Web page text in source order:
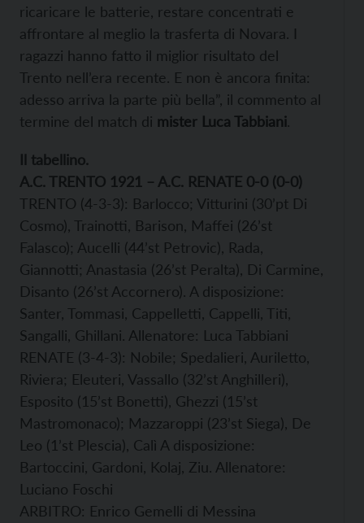
ricaricare le batterie, restare concentrati e
affrontare al meglio la trasferta di Novara. I
ragazzi hanno fatto il miglior risultato del
Trento nell’era recente. E non è ancora finita:
adesso arriva la parte più bella”, il commento al
termine del match di mister Luca Tabbiani.
Il tabellino.
A.C. TRENTO 1921 – A.C. RENATE 0-0 (0-0)
TRENTO (4-3-3): Barlocco; Vitturini (30’pt Di
Cosmo), Trainotti, Barison, Maffei (26’st
Falasco); Aucelli (44’st Petrovic), Rada,
Giannotti; Anastasia (26’st Peralta), Di Carmine,
Disanto (26’st Accornero). A disposizione:
Santer, Tommasi, Cappelletti, Cappelli, Titi,
Sangalli, Ghillani. Allenatore: Luca Tabbiani
RENATE (3-4-3): Nobile; Spedalieri, Auriletto,
Riviera; Eleuteri, Vassallo (32’st Anghilleri),
Esposito (15’st Bonetti), Ghezzi (15’st
Mastromonaco); Mazzaroppi (23’st Siega), De
Leo (1’st Plescia), Calì A disposizione:
Bartoccini, Gardoni, Kolaj, Ziu. Allenatore:
Luciano Foschi
ARBITRO: Enrico Gemelli di Messina